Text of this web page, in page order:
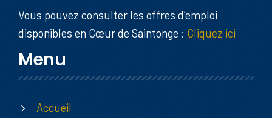
Vous pouvez consulter les offres d’emploi
disponibles en Cœur de Saintonge : Cliquez ici
Menu
Accueil